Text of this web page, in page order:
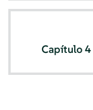
Capítulo 4